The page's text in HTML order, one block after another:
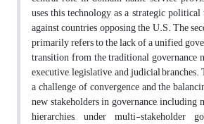
uses this technology as a strategic
against countries opposing the U.S. The
primarily refers to the lack of a unified
transition from the traditional governance
executive, legislative, and judicial
a challenge of convergence and the
new stakeholders in governance, including
hierarchies, under multi-stakeholder